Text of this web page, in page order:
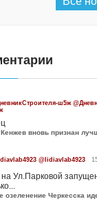
ш5ж
вновь признан
@lidiavlab4923
Ул.Парковой
озеленение Черкесска